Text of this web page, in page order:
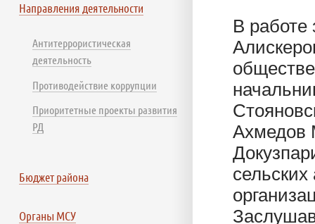
В работе
Ахмедов
Направления деятельности
Антитеррористическая
деятельность
Противодействие коррупции
Приоритетные проекты развития
РД
Бюджет района
Органы МСУ